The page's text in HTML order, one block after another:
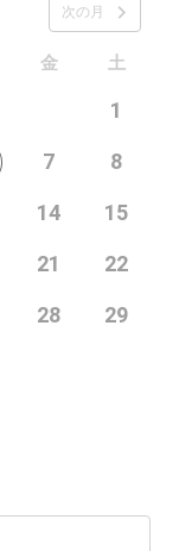
次の月
金 土
1
7 8
14 15
21 22
28 29